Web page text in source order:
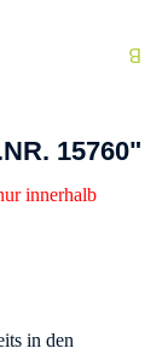
15760"
innerhalb
in den